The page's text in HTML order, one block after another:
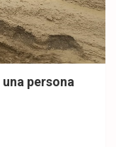
persona